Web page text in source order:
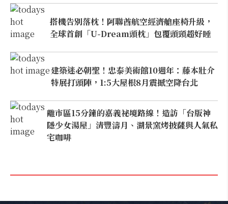
搭機告別落枕！阿聯酋航空經濟艙座椅升級，
全球首創「U-Dream頭枕」包覆頭頸超好睡
建築迷必朝聖！忠泰美術館10週年：藤本壯介
特展打頭陣，1:5大屋根8月震撼空降台北
離市區15分鐘的嘉義祕境路線！造訪「台版神
隱少女湯屋」清豐濤月、湖景窯烤披薩與人氣私
宅咖啡